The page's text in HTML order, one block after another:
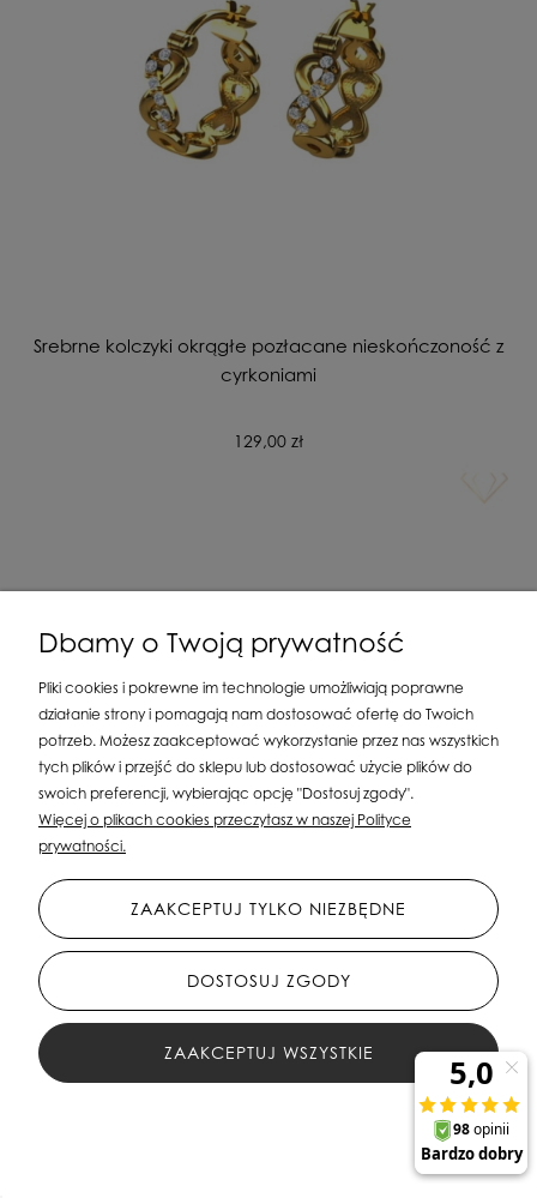
FILTRY
Srebrne kolczyki okrągłe pozłacane nieskończoność z
cyrkoniami
129,00 zł
Dbamy o Twoją prywatność
Pliki cookies i pokrewne im technologie umożliwiają poprawne
działanie strony i pomagają nam dostosować ofertę do Twoich
potrzeb. Możesz zaakceptować wykorzystanie przez nas wszystkich
tych plików i przejść do sklepu lub dostosować użycie plików do
swoich preferencji, wybierając opcję "Dostosuj zgody".
Więcej o plikach cookies przeczytasz w naszej Polityce
prywatności.
ZAAKCEPTUJ TYLKO NIEZBĘDNE
DOSTOSUJ ZGODY
ZAAKCEPTUJ WSZYSTKIE